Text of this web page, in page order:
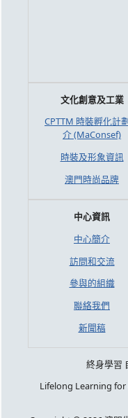
文化創意及工業
CPTTM 時裝孵化計
介 (MaConsef)
時裝及形象資訊
澳門時尚品牌
中心資訊
中心簡介
訪問和交流
參與的組織
聯絡我們
新聞稿
終身學習
Lifelong Learning